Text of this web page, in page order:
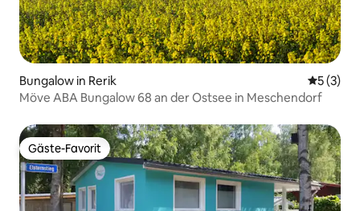
Bungalow in Rerik
5 (3)
Möve ABA Bungalow 68 an der Ostsee in Meschendorf
Gäste-Favorit
Gäste-Favorit